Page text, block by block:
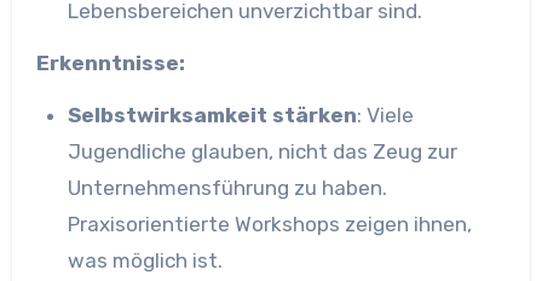
Lebensbereichen unverzichtbar sind.
Erkenntnisse:
Selbstwirksamkeit stärken: Viele
Jugendliche glauben, nicht das Zeug zur
Unternehmensführung zu haben.
Praxisorientierte Workshops zeigen ihnen,
was möglich ist.